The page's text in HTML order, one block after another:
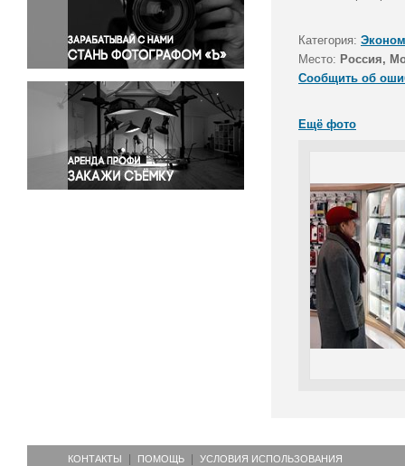
Правосудие
Происшествия и конфликты
Религия
Светская жизнь
Спорт
Экология
Экономика и бизнес
Категория:
Место: Россия,
Сообщить об
Ещё фото
КОНТАКТЫ ПОМОЩЬ УСЛОВИЯ ИСПОЛЬЗОВАНИЯ